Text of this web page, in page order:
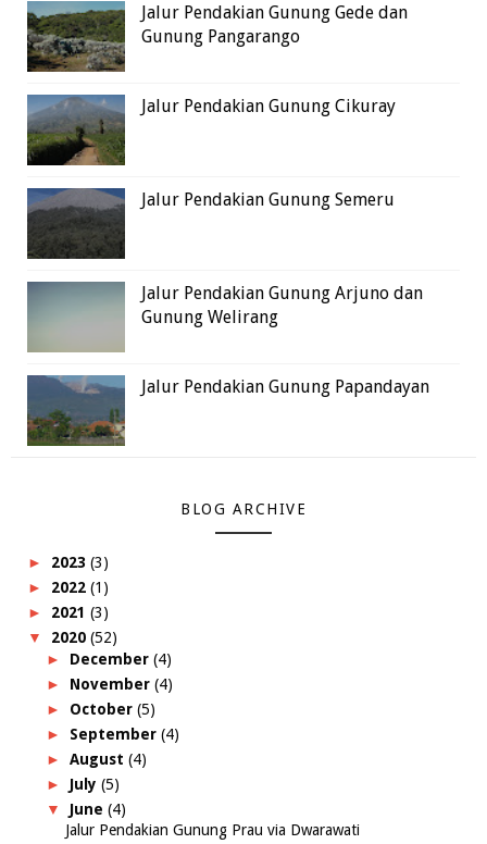
Jalur Pendakian Gunung Gede dan
Gunung Pangarango
Jalur Pendakian Gunung Cikuray
Jalur Pendakian Gunung Semeru
Jalur Pendakian Gunung Arjuno dan
Gunung Welirang
Jalur Pendakian Gunung Papandayan
BLOG ARCHIVE
► 2023 (3)
► 2022 (1)
► 2021 (3)
▼ 2020 (52)
► December (4)
► November (4)
► October (5)
► September (4)
► August (4)
► July (5)
▼ June (4)
Jalur Pendakian Gunung Prau via Dwarawati